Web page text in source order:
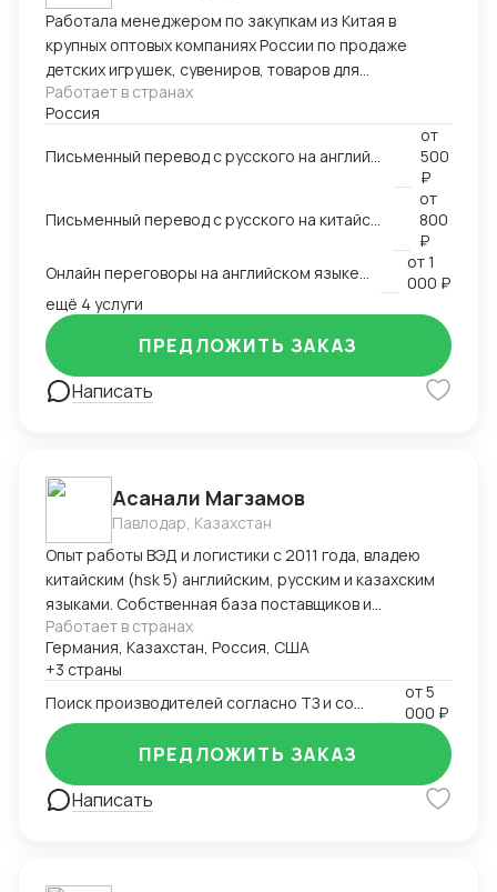
Работала менеджером по закупкам из Китая в
крупных оптовых компаниях России по продаже
детских игрушек, сувениров, товаров для
праздников,подарочной упаковки, садовой мебели и
других категорий более 8 лет. Знаю все стадии
сравнение, отбор выгодных условий -проведение
переговоров с поставщиками (английский язык B2,
китайский язык B1), -работа с дизайнерами по
заказа в Китае (оформление контракта, приложения
на оплату), -доставка и проверка образов из Китая,
-инспекции (онлайн и оффлайн), -организация
доставки товара из Китая (карго и "в белую"),
-оформление таможенных документов (инвойс,
упаковочный,спецификация), -планирование
поставщиками), -сопровождение в командировках в
качестве переводчика
Работает в странах
Россия
Письменный перевод с русского на английский язык и наоборот на любую заданную тему
от
500
₽
Письменный перевод с русского на китайский язык и наоборот на любую заданную тему
от
800
₽
от1
000 ₽
ещё 4 услуги
Написать
ПРЕДЛОЖИТЬ ЗАКАЗ
Асанали Магзамов
Павлодар, Казахстан
Опыт работы ВЭД и логистики с 2011 года, владею
китайским (hsk 5) английским, русским и казахским
языками. Собственная база поставщиков и
инспекторов для контроля качества. Опыт ведения
переговоров для получения оптимальных условий.
Работает в странах
Германия, Казахстан, Россия, США
+3 страны
от5
000 ₽
Написать
ПРЕДЛОЖИТЬ ЗАКАЗ